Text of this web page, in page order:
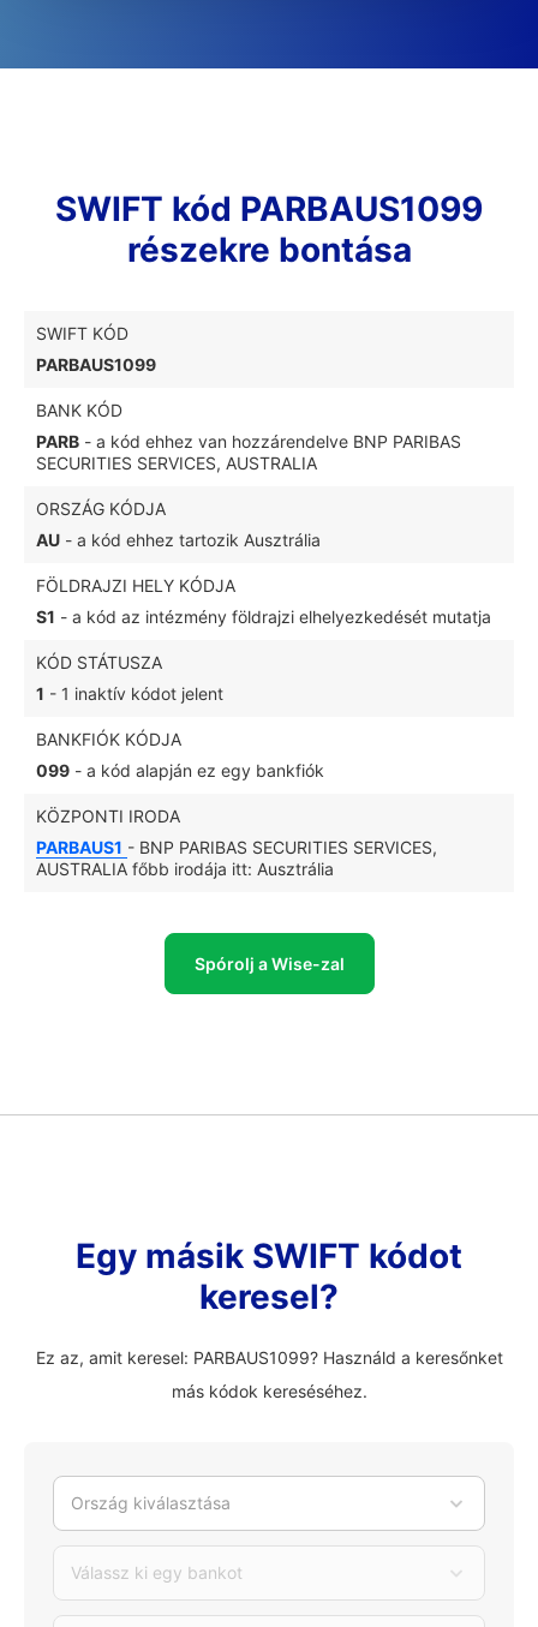
SWIFT kód PARBAUS1099
részekre bontása
SWIFT KÓD
PARBAUS1099
BANK KÓD
PARB - a kód ehhez van hozzárendelve BNP PARIBAS
SECURITIES SERVICES, AUSTRALIA
ORSZÁG KÓDJA
AU - a kód ehhez tartozik Ausztrália
FÖLDRAJZI HELY KÓDJA
S1 - a kód az intézmény földrajzi elhelyezkedését mutatja
KÓD STÁTUSZA
1 - 1 inaktív kódot jelent
BANKFIÓK KÓDJA
099 - a kód alapján ez egy bankfiók
KÖZPONTI IRODA
PARBAUS1 - BNP PARIBAS SECURITIES SERVICES,
AUSTRALIA főbb irodája itt: Ausztrália
Spórolj a Wise-zal
Egy másik SWIFT kódot
keresel?
Ez az, amit keresel: PARBAUS1099? Használd a keresőnket
más kódok kereséséhez.
Ország kiválasztása
Válassz ki egy bankot